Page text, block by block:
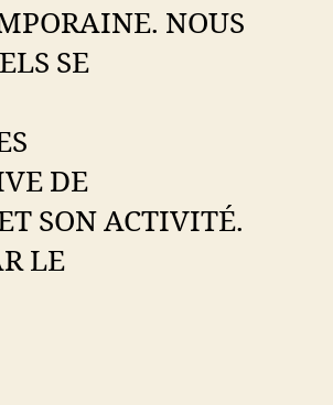
NOUS
SE
DE
SON ACTIVITÉ.
LE